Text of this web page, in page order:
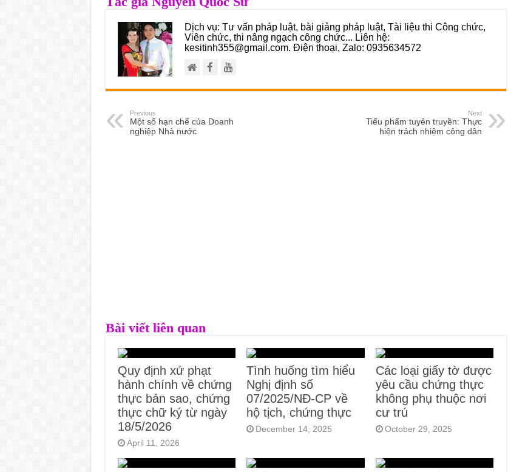
Dịch vụ: Tư vấn pháp luật, bài giảng pháp luật, Tài liệu thi Công chức,
Viên chức, thi nâng ngạch công chức... Liên hệ:
kesitinh355@gmail.com. Điện thoại, Zalo: 0935634572
Previous
Một số hạn chế của Doanh
nghiệp Nhà nước
Next
Tiểu phẩm tuyên truyền: Thực
hiện trách nhiệm công dân
Bài viết liên quan
Quy định xử phạt
hành chính về chứng
thực bản sao, chứng
thực chữ ký từ ngày
18/5/2026
April 11, 2026
Tình huống tìm hiểu
Nghị định số
07/2025/NĐ-CP về
hộ tịch, chứng thực
December 14, 2025
Các loại giấy tờ được
yêu cầu chứng thực
không phụ thuộc nơi
cư trú
October 29, 2025